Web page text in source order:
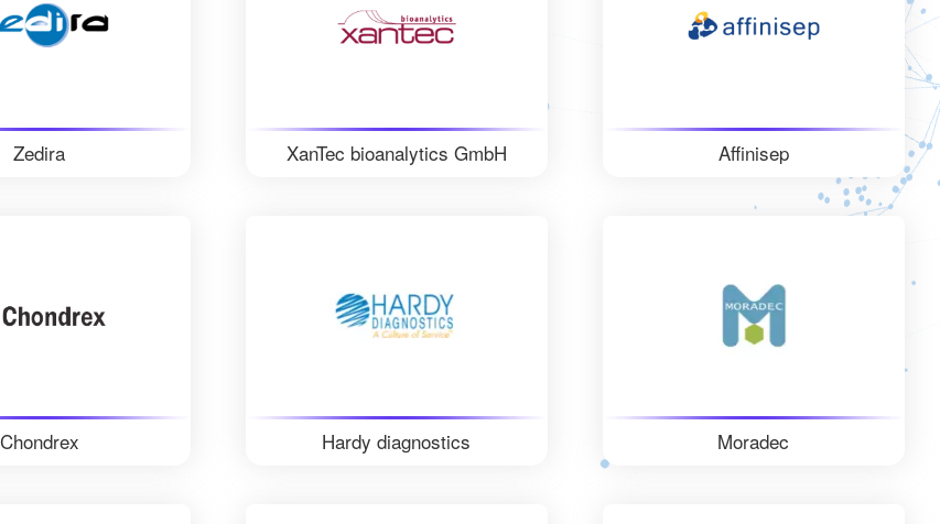
Zedira XanTec bioanalytics GmbH Affinisep
Chondrex Hardy diagnostics Moradec